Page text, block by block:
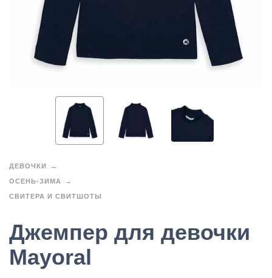
ДЕВОЧКИ
ОСЕНЬ-ЗИМА
СВИТЕРА И СВИТШОТЫ
Джемпер для девочки
Mayoral